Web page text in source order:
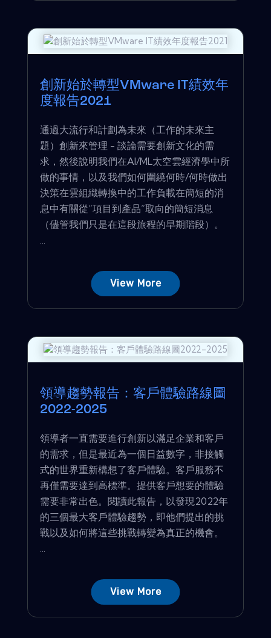
創新始於轉型VMware IT績效年
度報告2021
通過大流行和計劃為未來（工作的未來主
題）創新來管理 - 談論需要創新文化的需
求，然後說明我們在AI/ML太空雲經濟學中所
做的事情，以及我們如何圍繞何時/何時做出
決策在雲組織轉換中的工作負載在簡短的消
息中有關從“項目到產品”取向的簡短消息
（儘管我們只是在這段旅程的早期階段）。
View More
領導趨勢報告：客戶體驗路線圖
2022-2025
領導者一直需要進行創新以滿足企業和客戶
的需求，但是最近為一個日益數字，非接觸
式的世界重新構想了客戶體驗。客戶服務不
再僅需要達到高標準。提供客戶想要的體驗
需要非常出色。閱讀此報告，以發現2022年
的三個最大客戶體驗趨勢，即他們提出的挑
戰以及如何將這些挑戰轉變為真正的機會。
View More